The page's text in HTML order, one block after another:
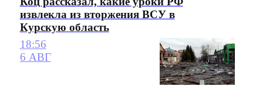
извлекла из вторжения ВСУ в
Курскую область
18:56
6 АВГ